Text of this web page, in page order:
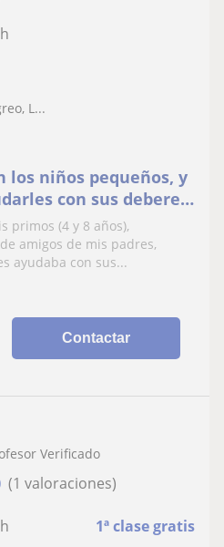
L...
los niños pequeños, y
con sus deberes
Tengo
primos (4 y 8 años),
amigos de mis padres,
ayudaba con sus...
Contactar
1ª clase gratis
Verificado
(1 valoraciones)